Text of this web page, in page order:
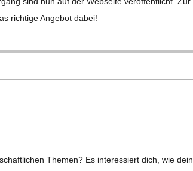
rich­tige Ange­bot dabei!
The­men? Es inter­es­siert dich, wie dein